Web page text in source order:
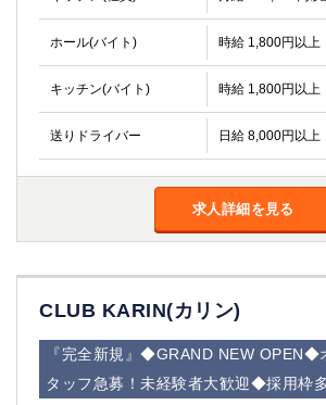
ホール(バイト) 時給 1,800円以上
キッチン(バイト) 時給 1,800円以上
送りドライバー 日給 8,000円以上
求人詳細を見る
CLUB KARIN(カリン)
『完全新規』◆GRAND NEW OPEN◆
タッフ急募！未経験者大歓迎◆採用枠
金町
大井町
大泉学園
下赤塚
三鷹
荻窪
浅草
新小岩
幡ヶ谷
小岩
久米川
市川
西麻布
神奈川県
関内
横浜
川崎
溝の口